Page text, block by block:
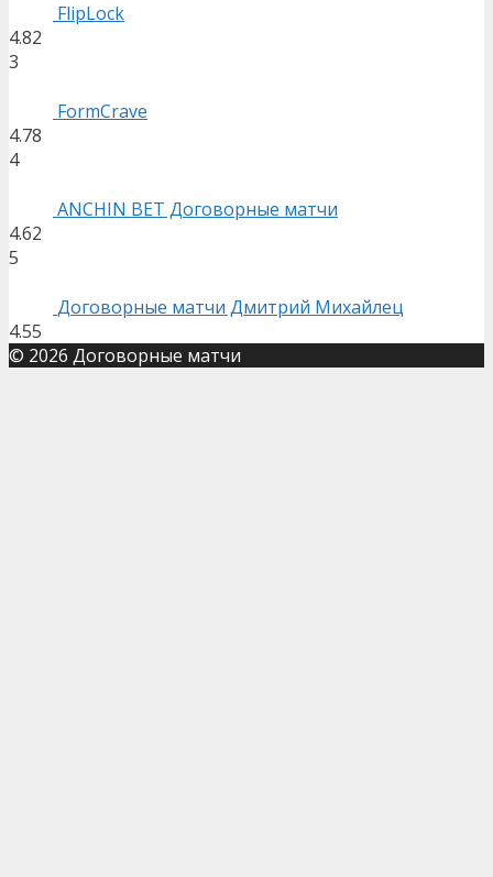
FlipLock
4.82
3
FormCrave
4.78
4
ANCHIN BET Договорные матчи
4.62
5
Договорные матчи Дмитрий Михайлец
4.55
© 2026 Договорные матчи